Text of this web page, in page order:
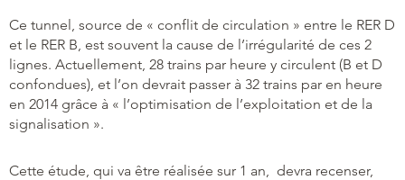
Ce tunnel, source de « conflit de circulation » entre le RER D
et le RER B, est souvent la cause de l’irrégularité de ces 2
lignes. Actuellement, 28 trains par heure y circulent (B et D
confondues), et l’on devrait passer à 32 trains par en heure
en 2014 grâce à « l’optimisation de l’exploitation et de la
signalisation ».
Cette étude, qui va être réalisée sur 1 an, devra recenser,